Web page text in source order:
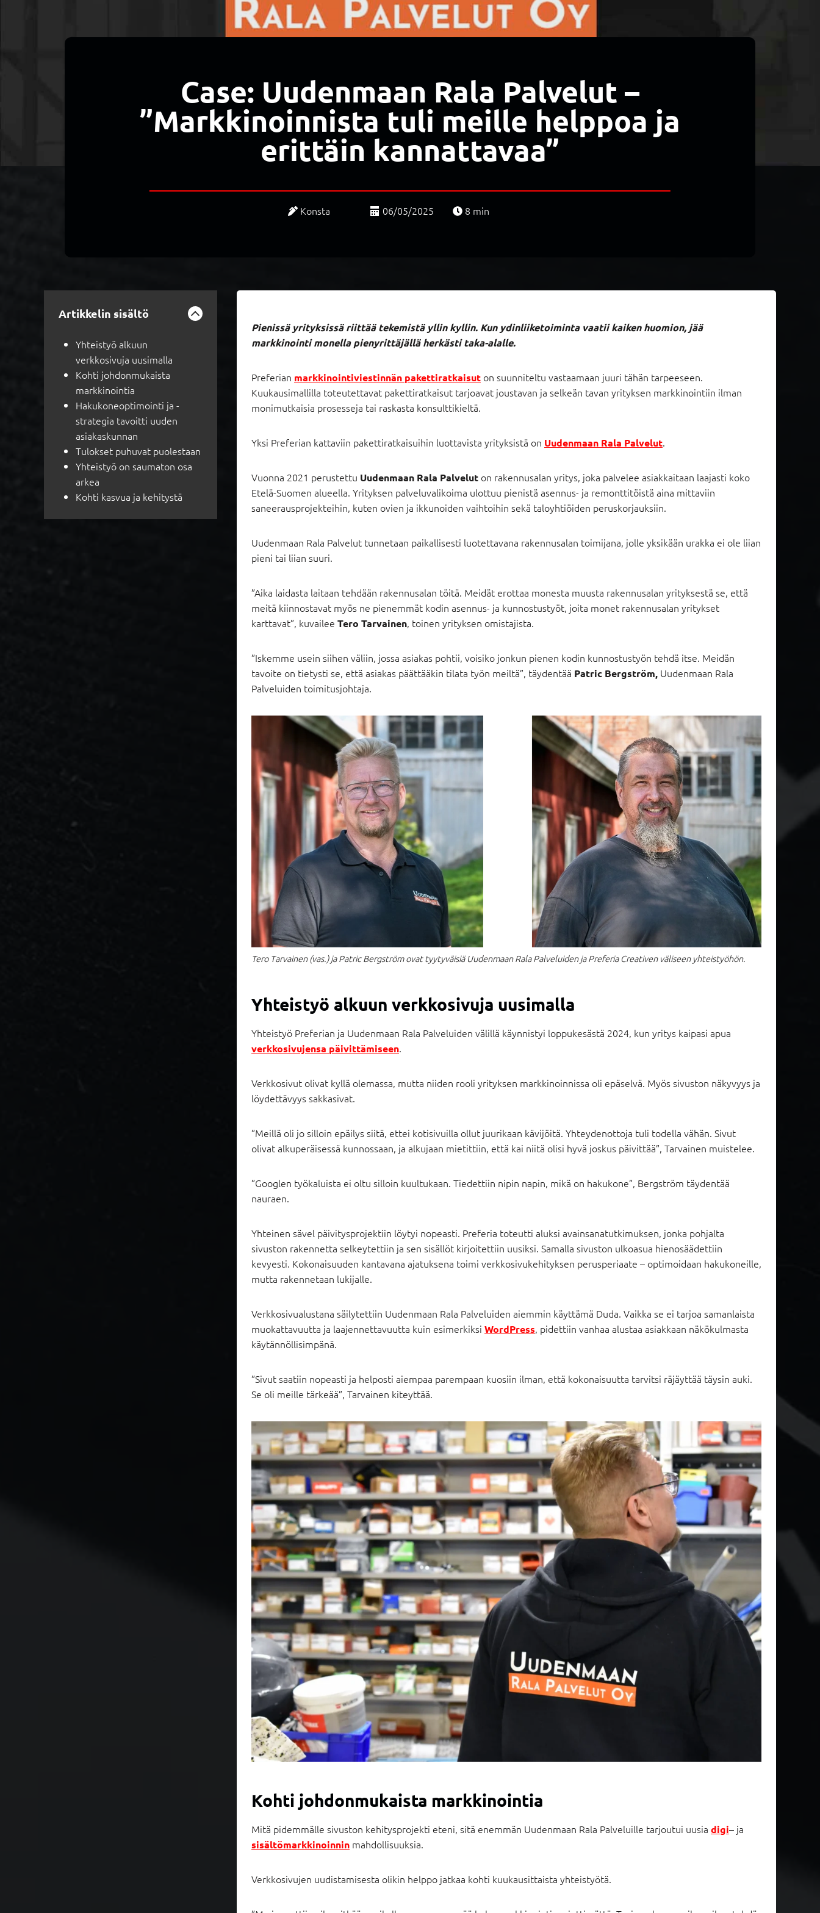
Case: Uudenmaan Rala Palvelut –
”Markkinoinnista tuli meille helppoa ja
erittäin kannattavaa”
Konsta 06/05/2025 8 min
Artikkelin sisältö
Yhteistyö alkuun
verkkosivuja uusimalla
Kohti johdonmukaista
markkinointia
Hakukoneoptimointi ja -
strategia tavoitti uuden
asiakaskunnan
Tulokset puhuvat puolestaan
Yhteistyö on saumaton osa
arkea
Kohti kasvua ja kehitystä
Pienissä yrityksissä riittäätekemistä yllin kyllin. Kun ydinliiketoiminta vaatii kaiken huomion, jää
markkinointi monella pienyrittäjällä herkästi taka-alalle.
Preferian markkinointiviestinnän pakettiratkaisut on suunniteltu vastaamaan juuri tähän tarpeeseen.
Kuukausimallilla toteutettavat pakettiratkaisut tarjoavat joustavan ja selkeän tavan yrityksen markkinointiin ilman
monimutkaisia prosesseja tai raskasta konsulttikieltä.
Yksi Preferian kattaviin pakettiratkaisuihin luottavista yrityksistä on Uudenmaan Rala Palvelut.
Vuonna 2021 perustettu Uudenmaan Rala Palvelut on rakennusalan yritys, joka palvelee asiakkaitaan laajasti koko
Etelä-Suomen alueella. Yrityksen palveluvalikoima ulottuu pienistä asennus- ja remonttitöistä aina mittaviin
saneerausprojekteihin, kuten ovien ja ikkunoiden vaihtoihin sekä taloyhtiöiden peruskorjauksiin.
Uudenmaan Rala Palvelut tunnetaan paikallisesti luotettavana rakennusalan toimijana, jolle yksikään urakka ei ole liian
pieni tai liian suuri.
”Aika laidasta laitaan tehdään rakennusalan töitä. Meidät erottaa monesta muusta rakennusalan yrityksestä se, että
meitä kiinnostavat myös ne pienemmät kodin asennus- ja kunnostustyöt, joita monet rakennusalan yritykset
karttavat”, kuvailee Tero Tarvainen, toinen yrityksen omistajista.
”Iskemme usein siihen väliin, jossa asiakas pohtii, voisiko jonkun pienen kodin kunnostustyön tehdä itse. Meidän
tavoite on tietysti se, että asiakas päättääkin tilata työn meiltä”, täydentää Patric Bergström, Uudenmaan Rala
Palveluiden toimitusjohtaja.
Tero Tarvainen (vas.) ja Patric Bergström ovat tyytyväisiä Uudenmaan Rala Palveluiden ja Preferia Creativen väliseen yhteistyöhön.
Yhteistyö alkuun verkkosivuja uusimalla
Yhteistyö Preferian ja Uudenmaan Rala Palveluiden välillä käynnistyi loppukesästä 2024, kun yritys kaipasi apua
verkkosivujensa päivittämiseen.
Verkkosivut olivat kyllä olemassa, mutta niiden rooli yrityksen markkinoinnissa oli epäselvä. Myös sivuston näkyvyys ja
löydettävyys sakkasivat.
”Meillä oli jo silloin epäilys siitä, ettei kotisivuilla ollut juurikaan kävijöitä. Yhteydenottoja tuli todella vähän. Sivut
olivat alkuperäisessä kunnossaan, ja alkujaan mietittiin, että kai niitä olisi hyvä joskus päivittää”, Tarvainen muistelee.
”Googlen työkaluista ei oltu silloin kuultukaan. Tiedettiin nipin napin, mikä on hakukone”, Bergström täydentää
nauraen.
Yhteinen sävel päivitysprojektiin löytyi nopeasti. Preferia toteutti aluksi avainsanatutkimuksen, jonka pohjalta
sivuston rakennetta selkeytettiin ja sen sisällöt kirjoitettiin uusiksi. Samalla sivuston ulkoasua hienosäädettiin
kevyesti. Kokonaisuuden kantavana ajatuksena toimi verkkosivukehityksen perusperiaate – optimoidaan hakukoneille,
mutta rakennetaan lukijalle.
Verkkosivualustana säilytettiin Uudenmaan Rala Palveluiden aiemmin käyttämä Duda. Vaikka se ei tarjoa samanlaista
muokattavuutta ja laajennettavuutta kuin esimerkiksi WordPress, pidettiin vanhaa alustaa asiakkaan näkökulmasta
käytännöllisimpänä.
”Sivut saatiin nopeasti ja helposti aiempaa parempaan kuosiin ilman, että kokonaisuutta tarvitsi räjäyttää täysin auki.
Se oli meille tärkeää”, Tarvainen kiteyttää.
Kohti johdonmukaista markkinointia
Mitä pidemmälle sivuston kehitysprojekti eteni, sitä enemmän Uudenmaan Rala Palveluille tarjoutui uusia digi– ja
sisältömarkkinoinnin mahdollisuuksia.
Verkkosivujen uudistamisesta olikin helppo jatkaa kohti kuukausittaista yhteistyötä.